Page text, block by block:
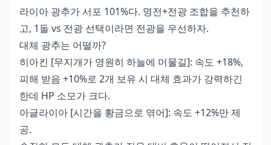
라이아 광추가 서포 101%다. 명전+전광 조합을 추천하
고, 1돌 vs 전광 선택이라면 전광을 우선하자.
대체 광추는 어떨까?
히아킨 [무지개가 영원히 하늘에 머물길]: 속도 +18%,
피해 받음 +10%로 2개 보유 시 대체 효과가 강력하긴
한데 HP 소모가 크다.
아글라이아 [시간을 황금으로 엮어]: 속도 +12%만 제
공.